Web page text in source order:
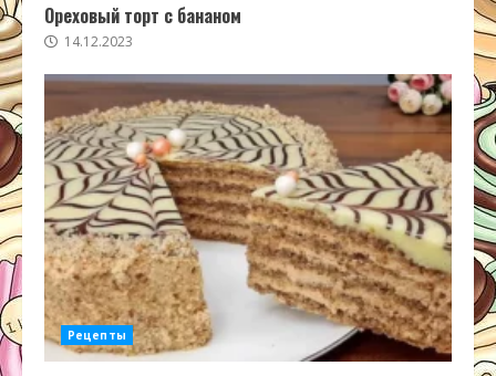
Ореховый торт с бананом
14.12.2023
Рецепты